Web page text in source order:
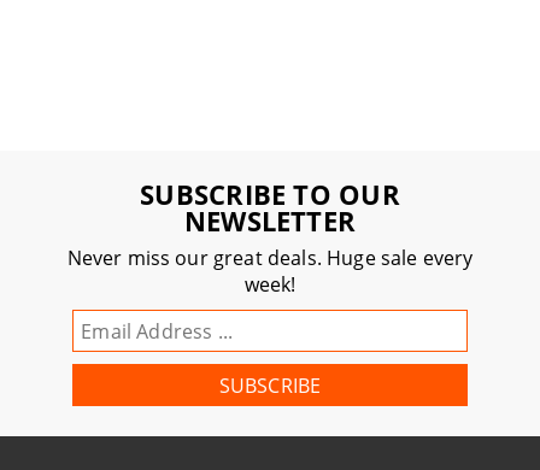
SUBSCRIBE TO OUR
NEWSLETTER
Never miss our great deals. Huge sale every
week!